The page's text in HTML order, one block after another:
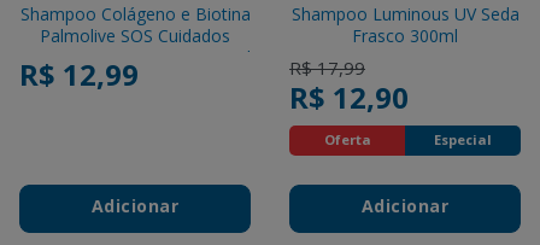
Shampoo Colágeno e Biotina
Palmolive SOS Cuidados
Especiais Force Frasco 350ml
R$ 12,99
Adicionar
Shampoo Luminous UV Seda
Frasco 300ml
Price reduced from
R$ 17,99to
R$ 12,90
Oferta Especial
Adicionar